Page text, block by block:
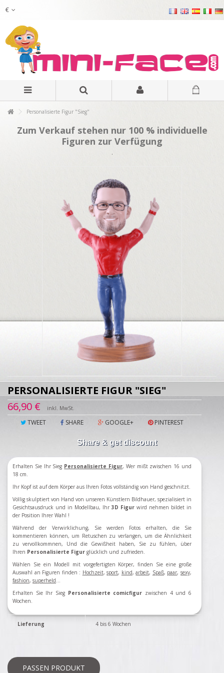
€
Personalisierte Figur "Sieg"
Zum Verkauf stehen nur 100 % individuelle
Figuren zur Verfügung
.
PERSONALISIERTE FIGUR "SIEG"
66,90 €
inkl. MwSt.
TWEET SHARE GOOGLE+ PINTEREST
Share & get discount
Erhalten Sie Ihr Sieg Personalisierte Figur, Wer mißt zwischen 16 und
18 cm.
Ihr Kopf ist auf dem Körper aus Ihren Fotos vollständig von Hand geschnitzt.
Völlig skulptiert von Hand von unseren Künstlern Bildhauer, spezialisiert in
Gesichtsausdruck und in Modellbau, Ihr 3D Figur wird nehmen bildet in
der Position Ihrer Wahl !
Während der Verwirklichung, Sie werden Fotos erhalten, die Sie
kommentieren können, um Retuschen zu verlangen, um die Ähnlichkeit
zu vervollkommnen, Und die Gewißheit haben, Sie zu fühlen, über
Ihren Personalisierte Figur glücklich und zufrieden.
Wählen Sie ein Modell mit vorgefertigten Körper, finden Sie eine große
Auswahl an Figuren finden : Hochzeit,sport, kind,arbeit, Spaß, paar,sexy,
fashion, superheld...
Erhalten Sie Ihr Sieg Personalisierte comicfigur zwischen 4 und 6
Wochen.
Lieferung 4 bis 6 Wochen
PASSEN PRODUKT